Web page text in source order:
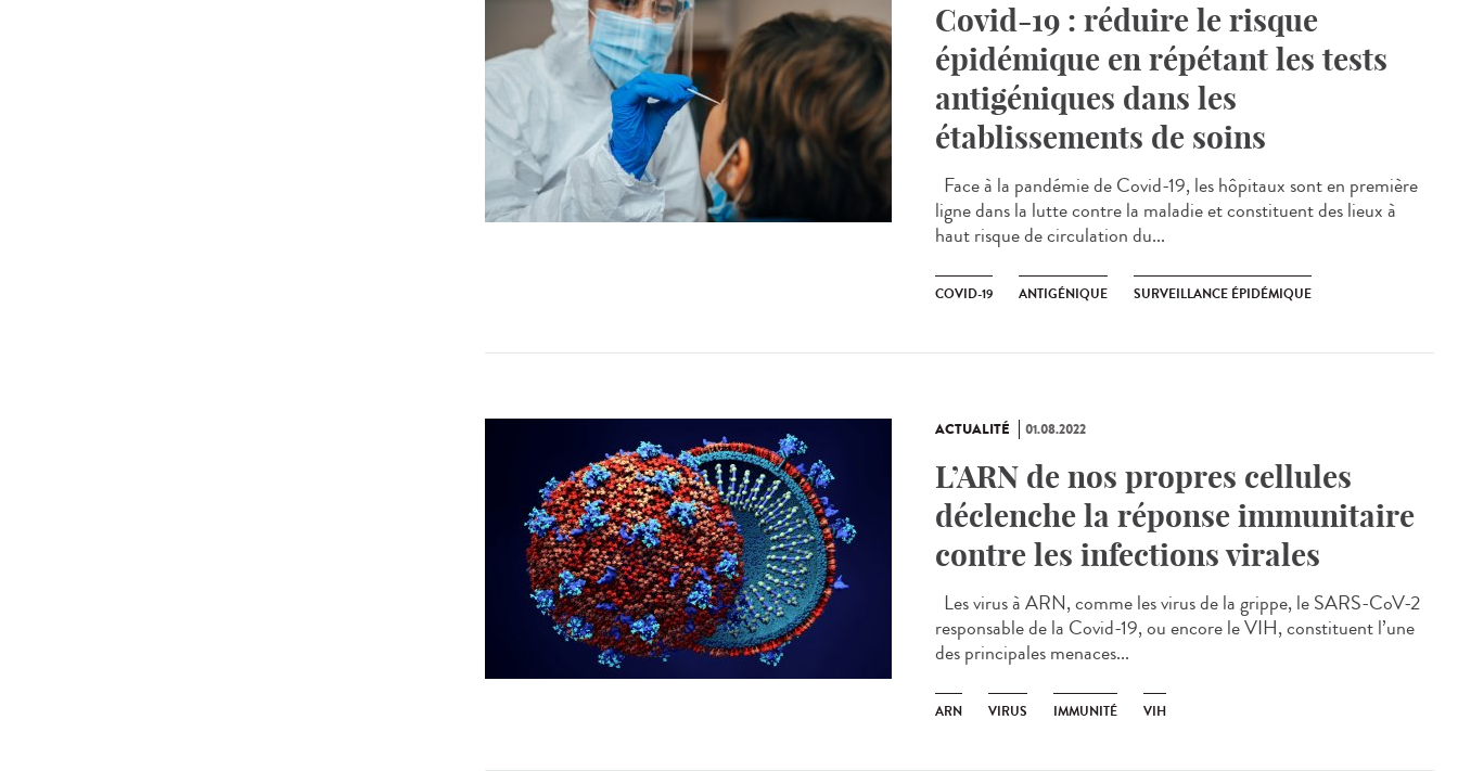
Covid-19 : réduire le risque
épidémique en répétant les tests
antigéniques dans les
établissements de soins
Face à la pandémie de Covid-19, les hôpitaux sont en première
ligne dans la lutte contre la maladie et constituent des lieux à
haut risque de circulation du...
COVID-19 ANTIGÉNIQUE SURVEILLANCE ÉPIDÉMIQUE
ACTUALITÉ 01.08.2022
L’ARN de nos propres cellules
déclenche la réponse immunitaire
contre les infections virales
Les virus à ARN, comme les virus de la grippe, le SARS-CoV-2
responsable de la Covid-19, ou encore le VIH, constituent l’une
des principales menaces...
ARN VIRUS IMMUNITÉ VIH